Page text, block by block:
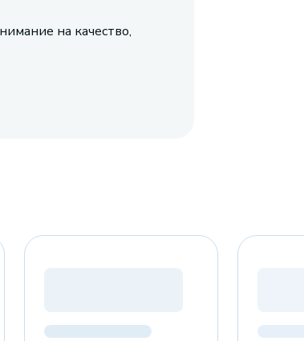
на качество,